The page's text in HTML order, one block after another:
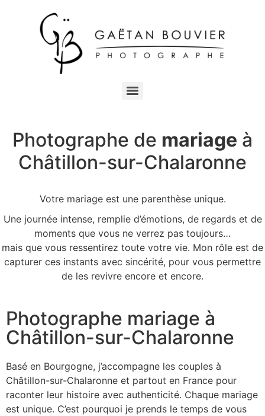
Photographe de mariage à
Châtillon-sur-Chalaronne
Votre mariage est une parenthèse unique.
Une journée intense, remplie d’émotions, de regards et de
moments que vous ne verrez pas toujours…
mais que vous ressentirez toute votre vie. Mon rôle est de
capturer ces instants avec sincérité, pour vous permettre
de les revivre encore et encore.
Photographe mariage à
Châtillon-sur-Chalaronne
Basé en Bourgogne, j’accompagne les couples à
Châtillon-sur-Chalaronne et partout en France pour
raconter leur histoire avec authenticité. Chaque mariage
est unique. C’est pourquoi je prends le temps de vous